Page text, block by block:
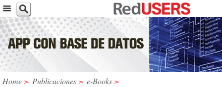
Home > Publicaciones > e-Books >